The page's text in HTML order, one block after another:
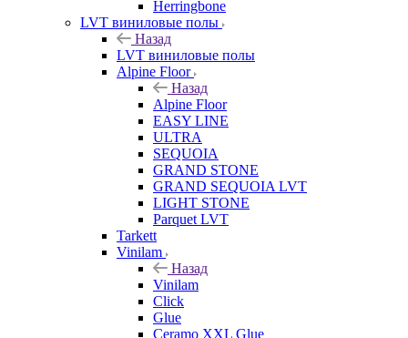
Herringbone
LVT виниловые полы
Назад
LVT виниловые полы
Alpine Floor
Назад
Alpine Floor
EASY LINE
ULTRA
SEQUOIA
GRAND STONE
GRAND SEQUOIA LVT
LIGHT STONE
Parquet LVT
Tarkett
Vinilam
Назад
Vinilam
Click
Glue
Ceramo XXL Glue